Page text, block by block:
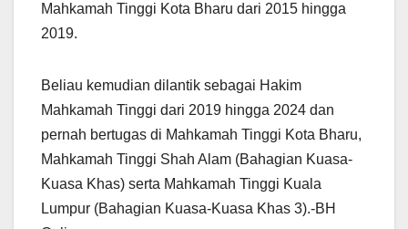
Mahkamah Tinggi Kota Bharu dari 2015 hingga
2019.
Beliau kemudian dilantik sebagai Hakim
Mahkamah Tinggi dari 2019 hingga 2024 dan
pernah bertugas di Mahkamah Tinggi Kota Bharu,
Mahkamah Tinggi Shah Alam (Bahagian Kuasa-
Kuasa Khas) serta Mahkamah Tinggi Kuala
Lumpur (Bahagian Kuasa-Kuasa Khas 3).-BH